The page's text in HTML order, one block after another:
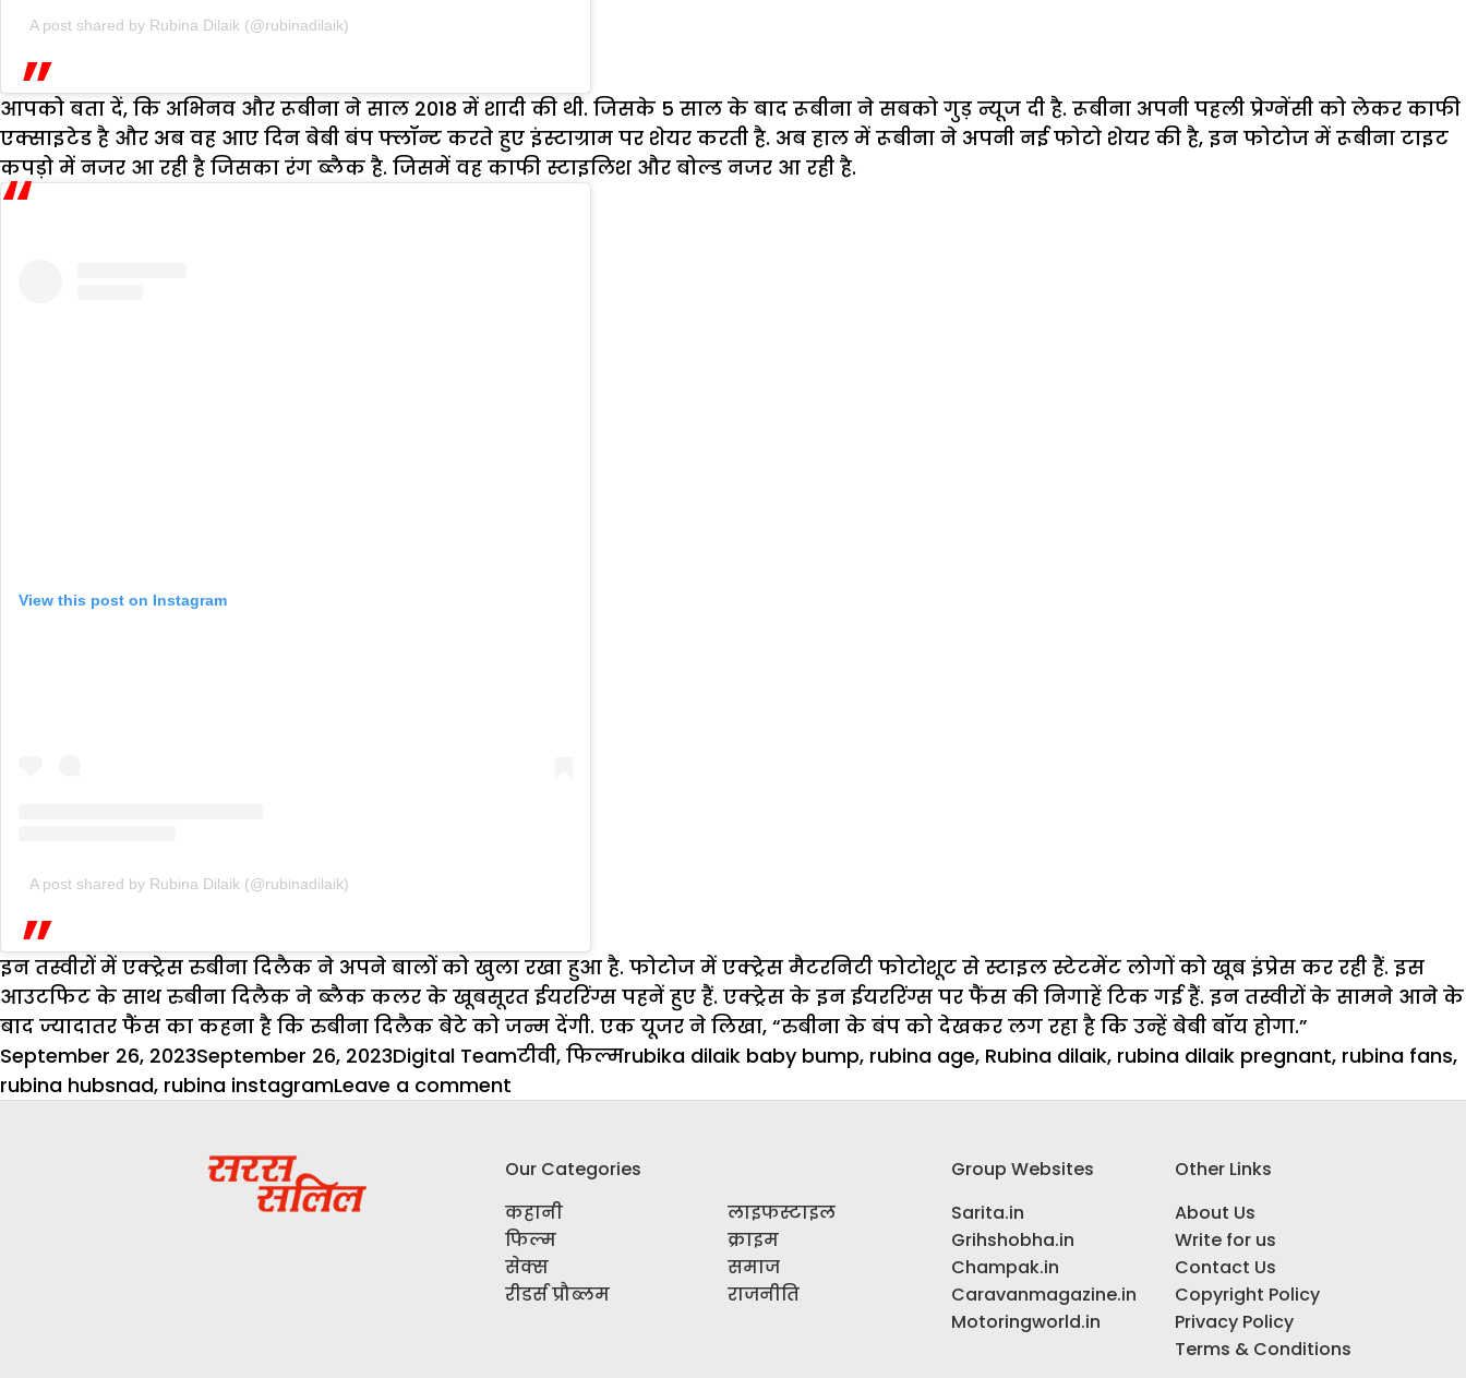
A post shared by Rubina Dilaik (@rubinadilaik)
आपको बता दें, कि अभिनव और रूबीना ने साल 2018 में शादी की थी. जिसके 5 साल के बाद रूबीना ने सबको गुड़ न्यूज दी है. रूबीना अपनी पहली प्रेग्नेंसी को लेकर काफी
एक्साइटेड है और अब वह आए दिन बेबी बंप फ्लॉन्ट करते हुए इंस्टाग्राम पर शेयर करती है. अब हाल में रूबीना ने अपनी नई फोटो शेयर की है, इन फोटोज में रूबीना टाइट
कपड़ो में नजर आ रही है जिसका रंग ब्लैक है. जिसमें वह काफी स्टाइलिश और बोल्ड नजर आ रही है.
View this post on Instagram
A post shared by Rubina Dilaik (@rubinadilaik)
इन तस्वीरों में एक्ट्रेस रुबीना दिलैक ने अपने बालों को खुला रखा हुआ है. फोटोज में एक्ट्रेस मैटरनिटी फोटोशूट से स्टाइल स्टेटमेंट लोगों को खूब इंप्रेस कर रही हैं. इस
आउटफिट के साथ रुबीना दिलैक ने ब्लैक कलर के खूबसूरत ईयररिंग्स पहनें हुए हैं. एक्ट्रेस के इन ईयररिंग्स पर फैंस की निगाहें टिक गई हैं. इन तस्वीरों के सामने आने के
बाद ज्यादातर फैंस का कहना है कि रुबीना दिलैक बेटे को जन्म देंगी. एक यूजर ने लिखा, “रुबीना के बंप को देखकर लग रहा है कि उन्हें बेबी बॉय होगा.”
Posted
on
September 26, 2023September 26, 2023Author
Digital TeamCategories
टीवी, फिल्मTags
rubika dilaik baby bump, rubina age, Rubina dilaik, rubina dilaik pregnant, rubina fans,
rubina hubsnad, rubina instagramLeave a comment
फ्लॉन्ट
करती
दिखीं
Rubina
dilaik,
Our Categories
कहानी
फिल्म
सेक्स
रीडर्स प्रौब्लम
लाइफस्टाइल
क्राइम
समाज
राजनीति
Group Websites
Sarita.in
Grihshobha.in
Champak.in
Caravanmagazine.in
Motoringworld.in
Other Links
About Us
Write for us
Contact Us
Copyright Policy
Privacy Policy
Terms & Conditions